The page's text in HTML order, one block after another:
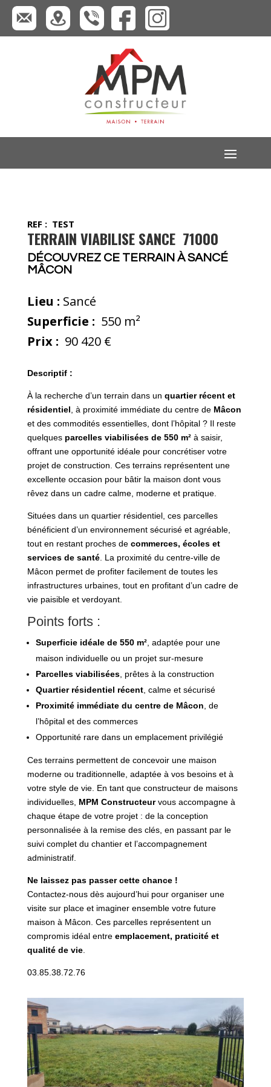
REF : TEST
TERRAIN VIABILISE SANCE 71000
DÉCOUVREZ CE TERRAIN À SANCÉ
MÂCON
Lieu : Sancé
Superficie : 550 m²
Prix : 90 420 €
Descriptif :
À la recherche d’un terrain dans un quartier récent et
résidentiel , à proximité immédiate du centre de Mâcon
et des commodités essentielles, dont l’hôpital ? Il reste
quelques parcelles viabilisées de 550 m²à saisir,
offrant une opportunité idéale pour concrétiser votre
projet de construction. Ces terrains représentent une
excellente occasion pour bâtir la maison dont vous
rêvez dans un cadre calme, moderne et pratique.
Situées dans un quartier résidentiel, ces parcelles
bénéficient d’un environnement sécurisé et agréable,
tout en restant proches de commerces, écoles et
services de santé. La proximité du centre-ville de
Mâcon permet de profiter facilement de toutes les
infrastructures urbaines, tout en profitant d’un cadre de
vie paisible et verdoyant.
Points forts :
Superficie idéale de 550 m², adaptée pour une
maison individuelle ou un projet sur-mesure
Parcelles viabilisées, prêtes à la construction
Quartier résidentiel récent, calme et sécurisé
Proximité immédiate du centre de Mâcon , de
l’hôpital et des commerces
Opportunité rare dans un emplacement privilégié
Ces terrains permettent de concevoir une maison
moderne ou traditionnelle, adaptée à vos besoins et à
votre style de vie. En tant que constructeur de maisons
individuelles, MPM Constructeurvous accompagne à
chaque étape de votre projet : de la conception
personnalisée à la remise des clés, en passant par le
suivi complet du chantier et l’accompagnement
administratif.
Ne laissez pas passer cette chance !
Contactez-nous dès aujourd’hui pour organiser une
visite sur place et imaginer ensemble votre future
maison à Mâcon. Ces parcelles représentent un
compromis idéal entre emplacement, praticité et
qualité de vie.
03.85.38.72.76